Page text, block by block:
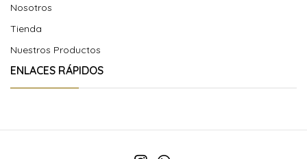
Nosotros
Tienda
Nuestros Productos
ENLACES RÁPIDOS